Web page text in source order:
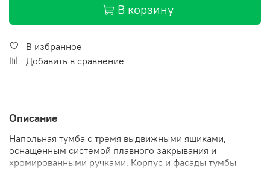
В корзину
В избранное
Добавить в сравнение
Описание
Напольная тумба с тремя выдвижными ящиками,
оснащенным системой плавного закрывания и
хромированными ручками. Корпус и фасады тумбы